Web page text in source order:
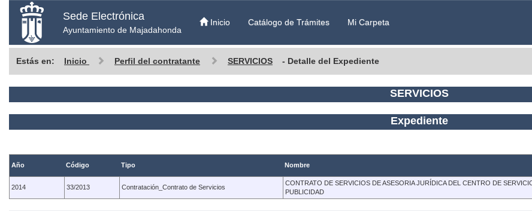
Sede Electrónica
Ayuntamiento de Majadahonda
Inicio Catálogo de Trámites Mi Carpeta
Estás en: Inicio Perfil del contratante SERVICIOS - Detalle del Expediente
SERVICIOS
Expediente
Año Código Tipo Nombre
2014 33/2013 Contratación_Contrato de Servicios
CONTRATO DE SERVICIOS DE ASESORIA JURÍDICA DEL CENTRO DE
PUBLICIDAD